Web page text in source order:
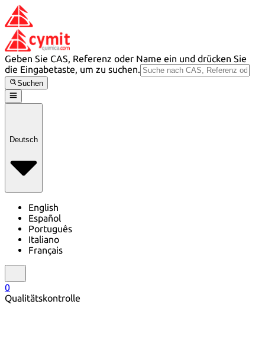
Geben Sie CAS, Referenz oder Name ein und drücken Sie
die Eingabetaste, um zu suchen.
Suchen
Deutsch
English
Español
Português
Italiano
Français
0
Qualitätskontrolle